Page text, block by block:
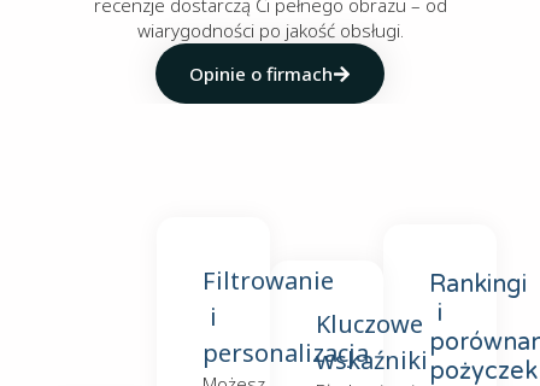
Rankingi
i
pożyczek
Kluczowe
wskaźniki
Filtrowanie
i
personalizacja
recenzje dostarczą Ci pełnego obrazu – od
wiarygodności po jakość obsługi.
Opinie o firmach